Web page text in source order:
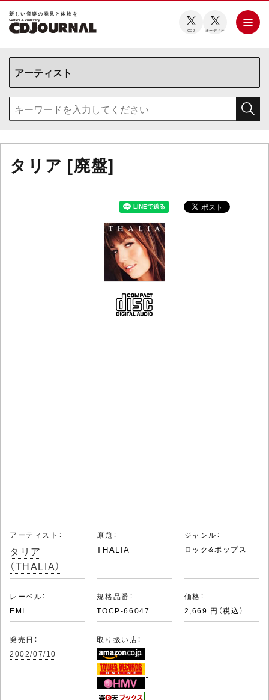
新しい⾳楽の発⾒と体験を
CDJ オーディオ
タリア [廃盤]
アーティスト：
タリア
（THALIA）
原題：
THALIA
ジャンル：
ロック&ポップス
レーベル：
EMI
規格品番：
TOCP-66047
価格：
2,669 円（税込）
発売日：
2002/07/10
取り扱い店：